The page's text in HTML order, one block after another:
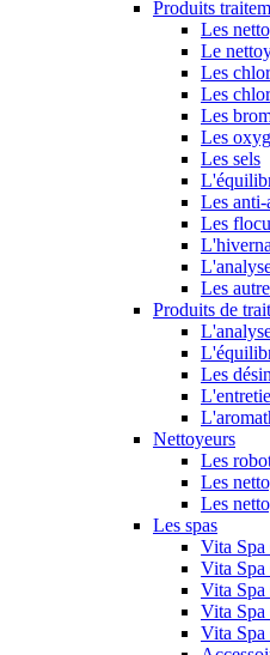
Produits
Les
Le
Les
Les
Les
Les
Les sels
Les anti-
Les
Les
Produits de
Les
Nettoyeurs
Les
Les
Les
Les spas
Vita Spa
Vita Spa
Vita Spa
Vita Spa
Vita Spa